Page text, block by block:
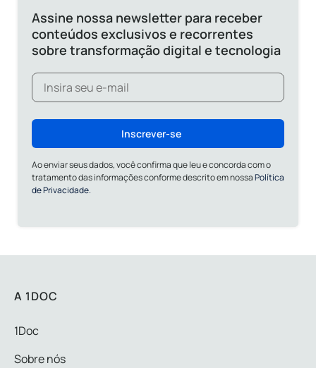
Assine nossa newsletter para receber
conteúdos exclusivos e recorrentes
sobre transformação digital e tecnologia
Inscrever-se
Ao enviar seus dados, você confirma que leu e concorda com o
tratamento das informações conforme descrito em nossaPolítica
de Privacidade.
A 1DOC
1Doc
Sobre nós